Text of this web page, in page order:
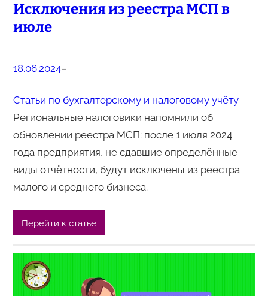
Исключения из реестра МСП в
июле
18.06.2024–
Статьи по бухгалтерскому и налоговому учёту
Региональные налоговики напомнили об
обновлении реестра МСП: после 1 июля 2024
года предприятия, не сдавшие определённые
виды отчётности, будут исключены из реестра
малого и среднего бизнеса.
Перейти к статье